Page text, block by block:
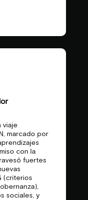
viaje
marcado por
con la
fuertes
(criterios
sociales, y